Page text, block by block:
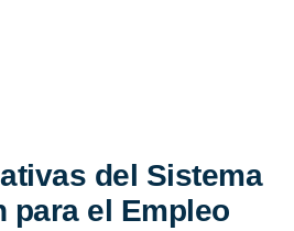
del Sistema
para el Empleo